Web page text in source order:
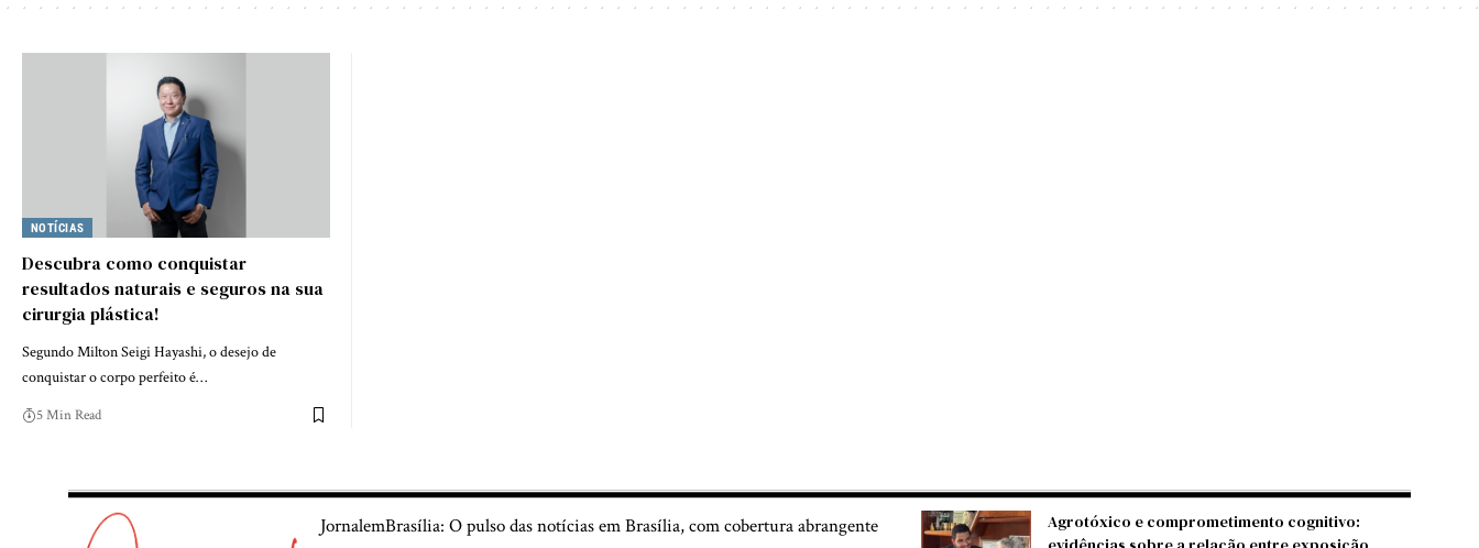
NOTÍCIAS
Descubra como conquistar
resultados naturais e seguros na sua
cirurgia plástica!
Segundo Milton Seigi Hayashi, o desejo de
conquistar o corpo perfeito é…
5 Min Read
JornalemBrasília: O pulso das notícias em Brasília, com cobertura abrangente
Agrotóxico e comprometimento cognitivo: